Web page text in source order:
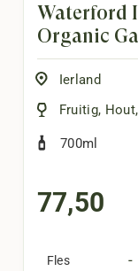
Waterford
Organic
Ierland
Fruitig, Hout,
700ml
77,50
Fles -